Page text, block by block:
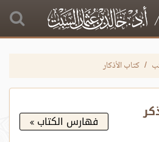
كتاب الأذكار
فهارس الكتاب